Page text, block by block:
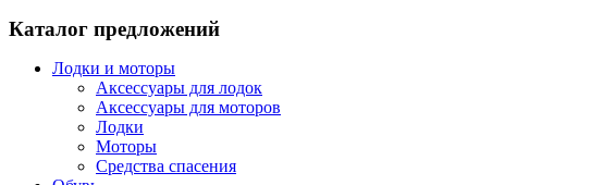
Каталог предложений
Лодки и моторы
Аксессуары для лодок
Аксессуары для моторов
Лодки
Моторы
Средства спасения